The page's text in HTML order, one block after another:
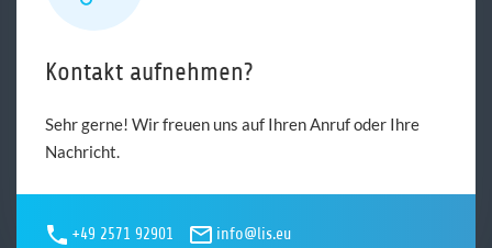
Kontakt aufnehmen?
Sehr gerne! Wir freuen uns auf Ihren Anruf oder Ihre
Nachricht.
+49 2571 92901 info@lis.eu